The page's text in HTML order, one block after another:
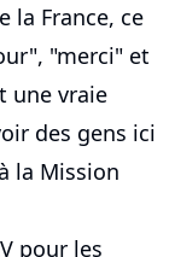
la France, ce
"merci" et
une vraie
des gens ici
la Mission
pour les